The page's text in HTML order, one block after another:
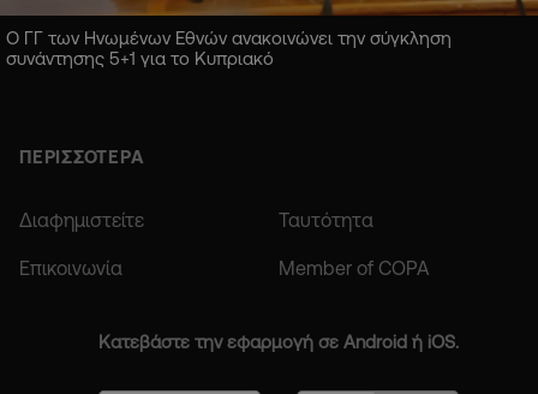
Ο ΓΓ των Ηνωμένων Εθνών ανακοινώνει την σύγκληση
συνάντησης 5+1 για το Κυπριακό
ΠΕΡΙΣΣΟΤΕΡΑ
Διαφημιστείτε Ταυτότητα
Επικοινωνία Member of COPA
Κατεβάστε την εφαρμογή σε Android ή iOS.